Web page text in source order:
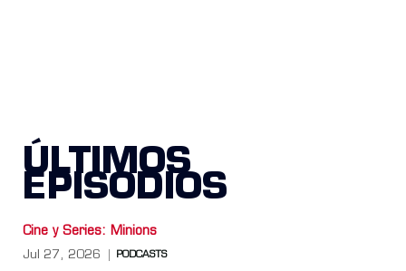
ÚLTIMOS
EPISODIOS
Cine y Series: Minions
Jul 27, 2026 PODCASTS